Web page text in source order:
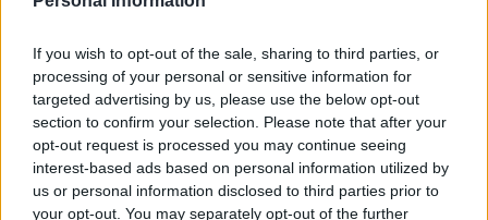
If you wish to opt-out of the sale, sharing to third parties, or
processing of your personal or sensitive information for
targeted advertising by us, please use the below opt-out
section to confirm your selection. Please note that after your
opt-out request is processed you may continue seeing
interest-based ads based on personal information utilized by
us or personal information disclosed to third parties prior to
your opt-out. You may separately opt-out of the further
Divulgada a camisa reserva do LR Vicenza para a
temporada 26-27
3 0 0 321 3h